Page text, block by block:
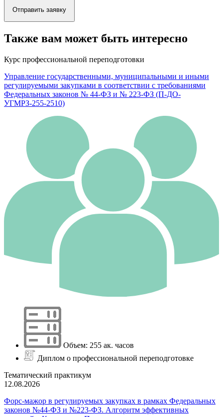
Отправить заявку
Также вам может быть интересно
Курс профессиональной переподготовки
Управление государственными, муниципальными и иными
регулируемыми закупками в соответствии с требованиями
Федеральных законов № 44-ФЗ и № 223-ФЗ (П-ДО-
УГМРЗ-255-2510)
Объем: 255 ак. часов
Диплом о профессиональной переподготовке
Тематический практикум
12.08.2026
Форс-мажор в регулируемых закупках в рамках Федеральных
законов №44-ФЗ и №223-ФЗ. Алгоритм эффективных